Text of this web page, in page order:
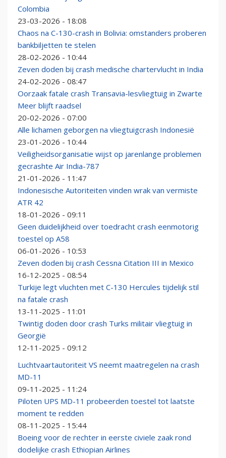
Colombia
23-03-2026 - 18:08
Chaos na C-130-crash in Bolivia: omstanders proberen
bankbiljetten te stelen
28-02-2026 - 10:44
Zeven doden bij crash medische chartervlucht in India
24-02-2026 - 08:47
Oorzaak fatale crash Transavia-lesvliegtuig in Zwarte
Meer blijft raadsel
20-02-2026 - 07:00
Alle lichamen geborgen na vliegtuigcrash Indonesië
23-01-2026 - 10:44
Veiligheidsorganisatie wijst op jarenlange problemen
gecrashte Air India-787
21-01-2026 - 11:47
Indonesische Autoriteiten vinden wrak van vermiste
ATR 42
18-01-2026 - 09:11
Geen duidelijkheid over toedracht crash eenmotorig
toestel op A58
06-01-2026 - 10:53
Zeven doden bij crash Cessna Citation III in Mexico
16-12-2025 - 08:54
Turkije legt vluchten met C-130 Hercules tijdelijk stil
na fatale crash
13-11-2025 - 11:01
Twintig doden door crash Turks militair vliegtuig in
Georgië
12-11-2025 - 09:12
Luchtvaartautoriteit VS neemt maatregelen na crash
MD-11
09-11-2025 - 11:24
Piloten UPS MD-11 probeerden toestel tot laatste
moment te redden
08-11-2025 - 15:44
Boeing voor de rechter in eerste civiele zaak rond
dodelijke crash Ethiopian Airlines